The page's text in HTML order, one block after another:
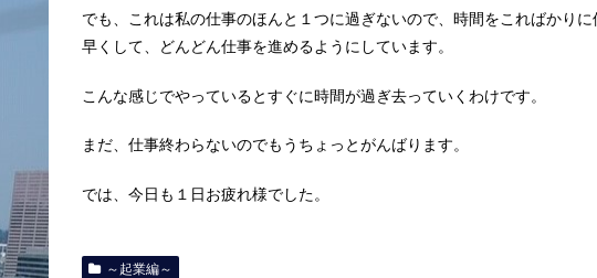
でも、これは私の仕事のほんと１つに過ぎないので、時間をこればかり
早くして、どんどん仕事を進めるようにしています。
こんな感じでやっているとすぐに時間が過ぎ去っていくわけです。
まだ、仕事終わらないのでもうちょっとがんばります。
では、今日も１日お疲れ様でした。
～起業編～